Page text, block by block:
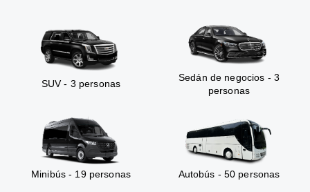
SUV - 3 personas
Sedán de negocios - 3
personas
Minibús - 19 personas Autobús - 50 personas